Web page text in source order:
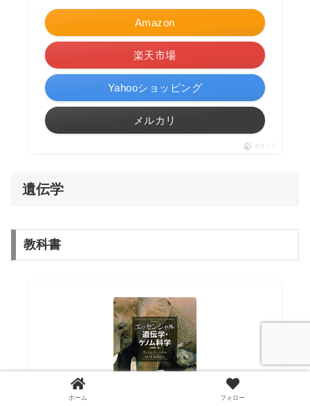
Amazon
楽天市場
Yahooショッピング
メルカリ
ポチップ
遺伝学
教科書
ホーム フォロー